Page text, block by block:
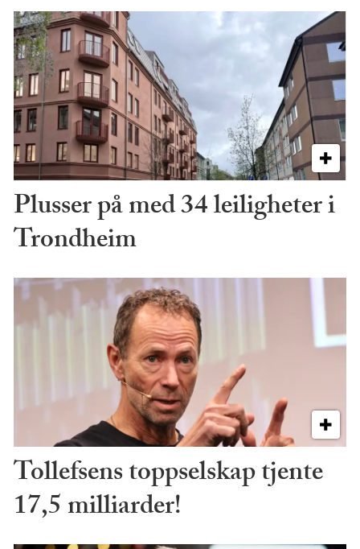
Plusser på med 34 leiligheter i
Trondheim
Tollefsens toppselskap tjente
17,5 milliarder!